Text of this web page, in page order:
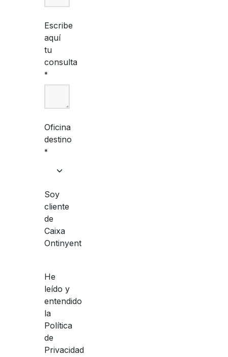
Escribe
aquí
tu
consulta
*
Oficina
destino
*
Soy
cliente
de
Caixa
Ontinyent
He
leído y
entendido
la
Política
de
Privacidad